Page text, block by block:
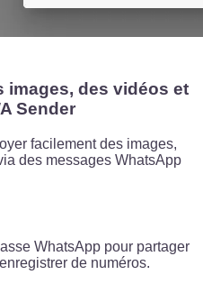
images, des vidéos et
Sender
facilement des images,
des messages WhatsApp
WhatsApp pour partager
de numéros.